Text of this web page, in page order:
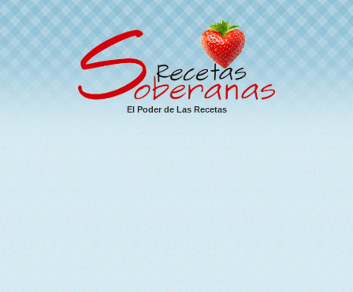
El Poder de Las Recetas